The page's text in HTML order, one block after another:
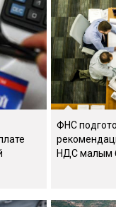
ФНС
НДС малым